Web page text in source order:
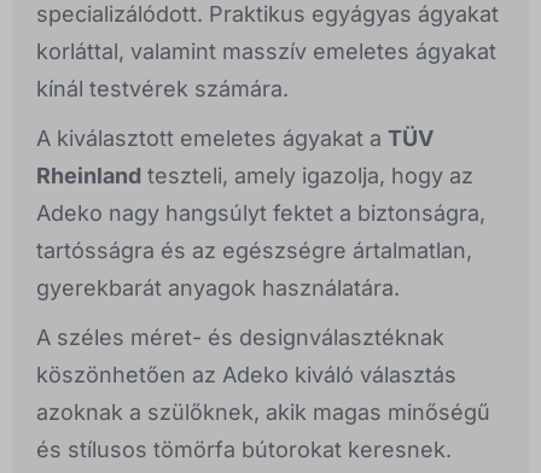
specializálódott. Praktikus egyágyas ágyakat
korláttal, valamint masszív emeletes ágyakat
kínál testvérek számára.
A kiválasztott emeletes ágyakat a TÜV
Rheinland teszteli, amely igazolja, hogy az
Adeko nagy hangsúlyt fektet a biztonságra,
tartósságra és az egészségre ártalmatlan,
gyerekbarát anyagok használatára.
A széles méret- és designválasztéknak
köszönhetően az Adeko kiváló választás
azoknak a szülőknek, akik magas minőségű
és stílusos tömörfa bútorokat keresnek.